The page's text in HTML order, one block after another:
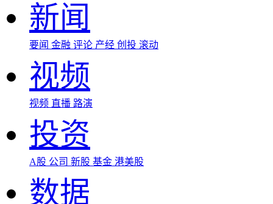
新闻
要闻 金融 评论 产经 创投 滚动
视频
视频 直播 路演
投资
A股 公司 新股 基金 港美股
数据